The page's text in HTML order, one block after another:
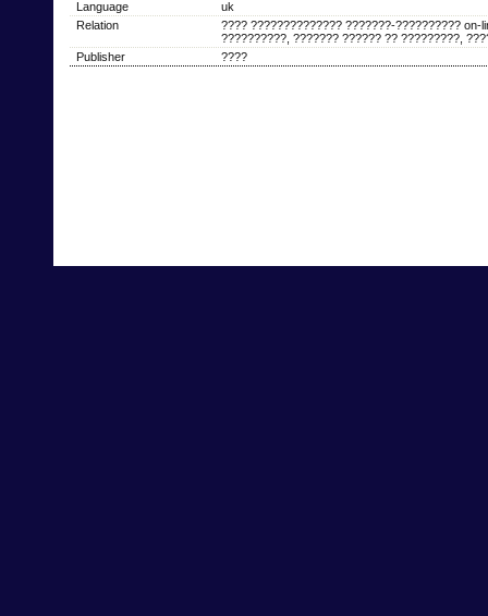
Language
uk
Relation
???? ?????????????? ???????-?????????? on-
??????????, ??????? ?????? ?? ?????????,
Publisher
????